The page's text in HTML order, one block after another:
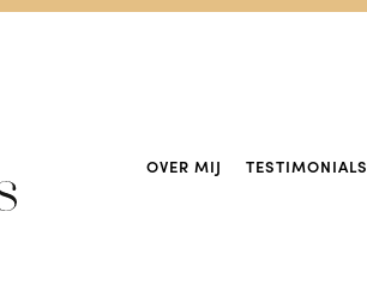
OVER MIJ TESTIMONIALS